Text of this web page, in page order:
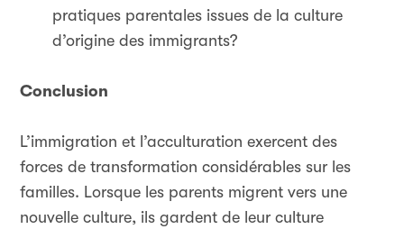
pratiques parentales issues de la culture
d’origine des immigrants?
Conclusion
L’immigration et l’acculturation exercent des
forces de transformation considérables sur les
familles. Lorsque les parents migrent vers une
nouvelle culture, ils gardent de leur culture